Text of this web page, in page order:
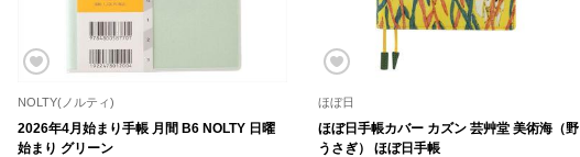
NOLTY(ノルティ)
2026年4月始まり手帳 月間 B6 NOLTY 日曜
始まり グリーン
ほぼ日
ほぼ日手帳カバー カズン 芸艸堂 美術海（野
うさぎ） ほぼ日手帳